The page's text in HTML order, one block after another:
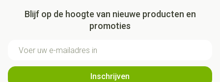
Blijf op de hoogte van nieuwe producten en
promoties
Inschrijven